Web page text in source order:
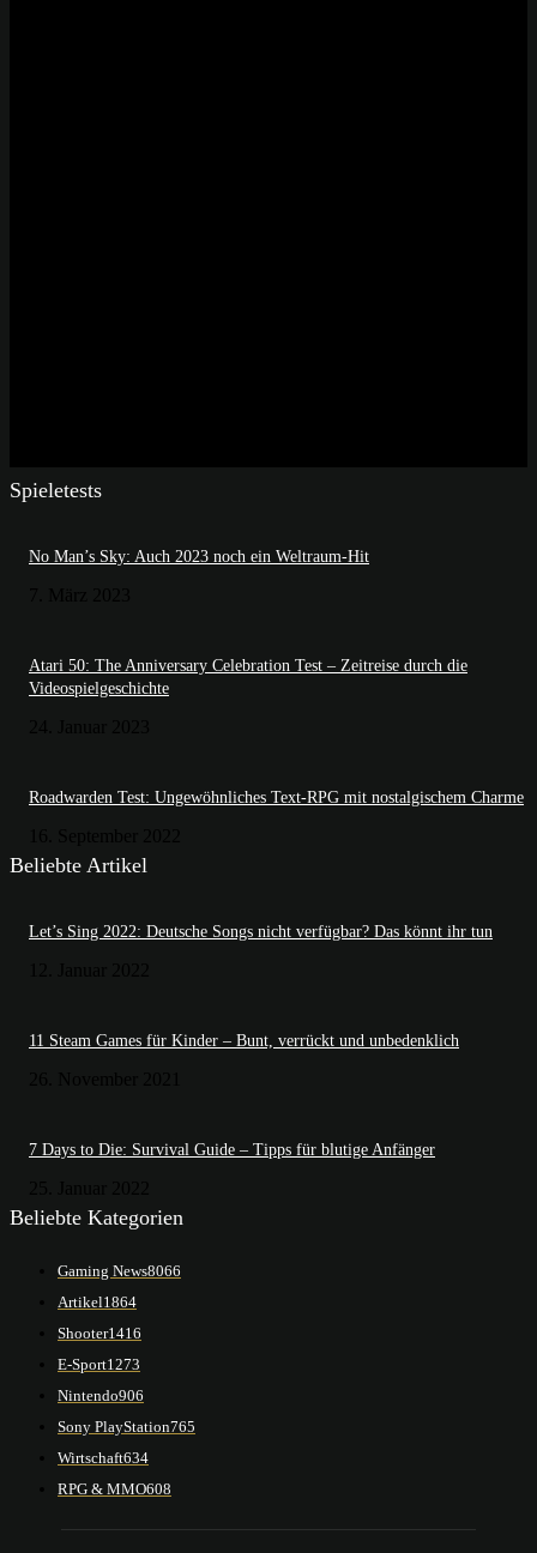
Spieletests
No Man’s Sky: Auch 2023 noch ein Weltraum-Hit
Atari 50: The Anniversary Celebration Test – Zeitreise durch die
Videospielgeschichte
Roadwarden Test: Ungewöhnliches Text-RPG mit nostalgischem Charme
Beliebte Artikel
Let’s Sing 2022: Deutsche Songs nicht verfügbar? Das könnt ihr tun
11 Steam Games für Kinder – Bunt, verrückt und unbedenklich
7 Days to Die: Survival Guide – Tipps für blutige Anfänger
Beliebte Kategorien
Gaming News8066
Artikel1864
Shooter1416
E-Sport1273
Nintendo906
Sony PlayStation765
Wirtschaft634
RPG & MMO608